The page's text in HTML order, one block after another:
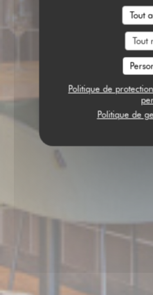
Tout
Tout
Politique de
Politique de